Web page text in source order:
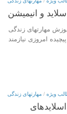
و انیمیشن
مهارتهای زندگی
امروزی نیازمند
ویژه / مهارتهای زندگی